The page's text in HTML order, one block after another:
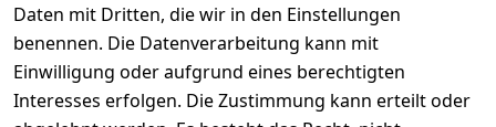
Daten mit Dritten, die wir in den Einstellungen
benennen. Die Datenverarbeitung kann mit
Einwilligung oder aufgrund eines berechtigten
Interesses erfolgen. Die Zustimmung kann erteilt oder
Gerät verkaufen